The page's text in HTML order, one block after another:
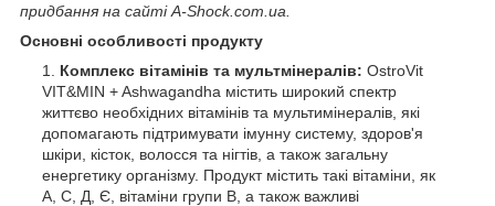
придбання на сайті A-Shock.com.ua.
Основні особливості продукту
Комплекс вітамінів та мультмінералів: OstroVit
VIT&MIN + Ashwagandha містить широкий спектр
життєво необхідних вітамінів та мультимінералів, які
допомагають підтримувати імунну систему, здоров'я
шкіри, кісток, волосся та нігтів, а також загальну
енергетику організму. Продукт містить такі вітаміни, як
А, С, Д, Є, вітаміни групи В, а також важливі